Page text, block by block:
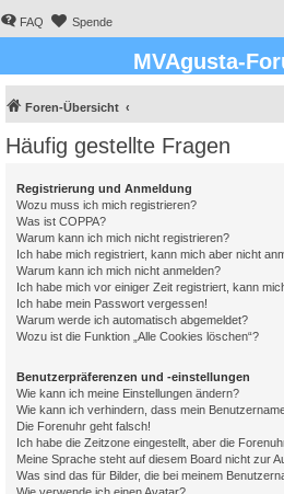
FAQ Spende
MVAgusta-
Foren-Übersicht
Häufig gestellte Fragen
Registrierung und Anmeldung
Wozu muss ich mich registrieren?
Was ist COPPA?
Warum kann ich mich nicht registrieren?
Ich habe mich registriert, kann mich aber nicht
Warum kann ich mich nicht anmelden?
Ich habe mich vor einiger Zeit registriert, kann
Ich habe mein Passwort vergessen!
Warum werde ich automatisch abgemeldet?
Wozu ist die Funktion „Alle Cookies löschen“?
Benutzerpräferenzen und -einstellungen
Wie kann ich meine Einstellungen ändern?
Wie kann ich verhindern, dass mein
Die Forenuhr geht falsch!
Ich habe die Zeitzone eingestellt, aber die
Meine Sprache steht auf diesem Board nicht zur
Was sind das für Bilder, die bei meinem